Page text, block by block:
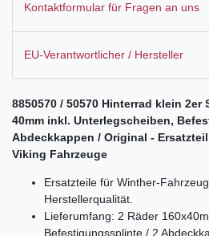
Kontaktformular für Fragen an uns
EU-Verantwortlicher / Hersteller
8850570 / 50570 Hinterrad klein 2er
40mm inkl. Unterlegscheiben,
Abdeckkappen / Original -
Viking Fahrzeuge
Ersatzteile für Winther-
Herstellerqualität.
Lieferumfang: 2 Räder
Befestigungssplinte / 2